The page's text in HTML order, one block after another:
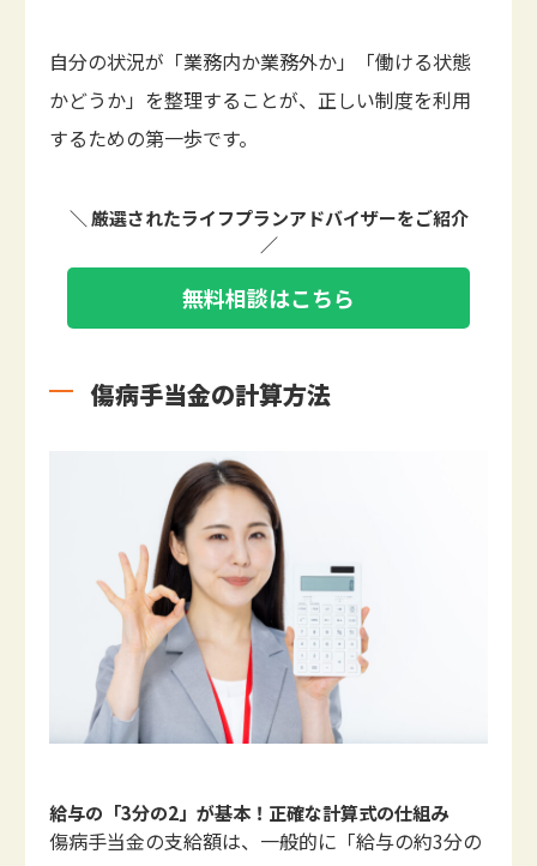
自分の状況が「業務内か業務外か」「働ける状態
かどうか」を整理することが、正しい制度を利用
するための第一歩です。
＼ 厳選されたライフプランアドバイザーをご紹介
／
無料相談はこちら
傷病手当金の計算方法
給与の「3分の2」が基本！正確な計算式の仕組み
傷病手当金の支給額は、一般的に「給与の約3分の